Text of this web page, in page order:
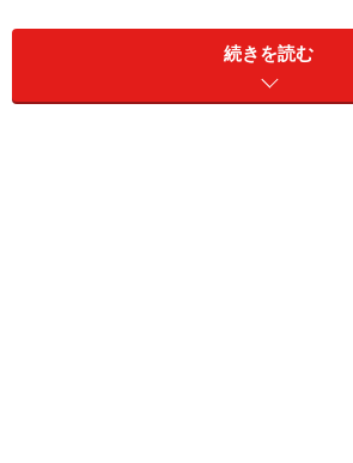
2024年10月26日の運勢「おとめ座」
メンタル的に不調な日。気晴らしに
そう。
続きを読む